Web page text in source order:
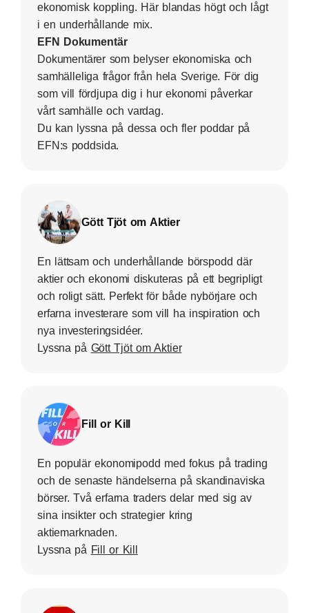
ekonomisk koppling. Här blandas högt och lågt
i en underhållande mix.
EFN Dokumentär
Dokumentärer som belyser ekonomiska och
samhälleliga frågor från hela Sverige. För dig
som vill fördjupa dig i hur ekonomi påverkar
vårt samhälle och vardag.
Du kan lyssna på dessa och fler poddar på
EFN:s poddsida.
Gött Tjöt om Aktier
En lättsam och underhållande börspodd där
aktier och ekonomi diskuteras på ett begripligt
och roligt sätt. Perfekt för både nybörjare och
erfarna investerare som vill ha inspiration och
nya investeringsidéer.
Lyssna på Gött Tjöt om Aktier
Fill or Kill
En populär ekonomipodd med fokus på trading
och de senaste händelserna på skandinaviska
börser. Två erfarna traders delar med sig av
sina insikter och strategier kring
aktiemarknaden.
Lyssna på Fill or Kill